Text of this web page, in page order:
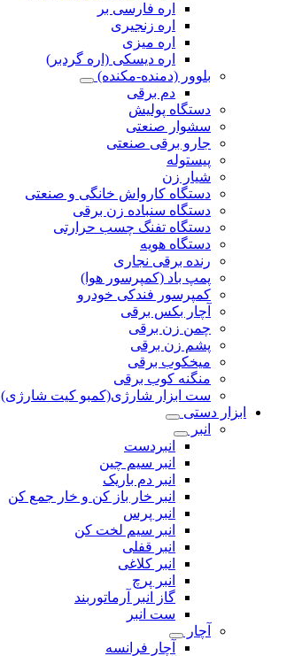
اره فارسی بر
اره زنجیری
اره میزی
اره دیسکی (اره گردبر)
بلوور (دمنده-مکنده)
دم برقی
دستگاه پولیش
سشوار صنعتی
جارو برقی صنعتی
پیستوله
شیار زن
دستگاه کارواش خانگی و صنعتی
دستگاه سنباده زن برقی
دستگاه تفنگ چسب حرارتی
دستگاه هویه
رنده برقی نجاری
پمپ باد (کمپرسور هوا)
کمپرسور فندکی خودرو
آچار بکس برقی
چمن زن برقی
پشم زن برقی
میخکوب برقی
منگنه کوب برقی
ست ابزار شارژی(کمبو کیت شارژی)
ابزار دستی
انبر
انبردست
انبر سیم چین
انبر دم باریک
انبر خار باز کن و خار جمع کن
انبر پرس
انبر سیم لخت کن
انبر قفلی
انبر کلاغی
انبر پرچ
گاز انبر آرماتوربند
ست انبر
آچار
آچار فرانسه